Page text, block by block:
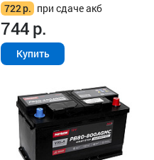
722р. при сдаче акб
744р.
Купить